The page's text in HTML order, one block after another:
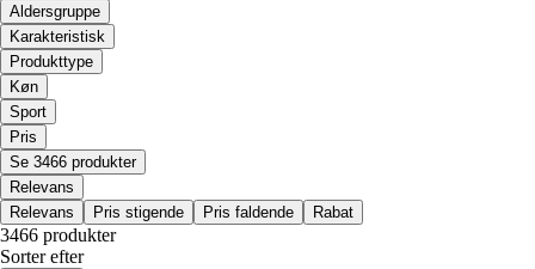
Aldersgruppe
Karakteristisk
Produkttype
Køn
Sport
Pris
Se 3466 produkter
Relevans
Relevans
Pris stigende Pris faldende Rabat
3466 produkter
Sorter efter